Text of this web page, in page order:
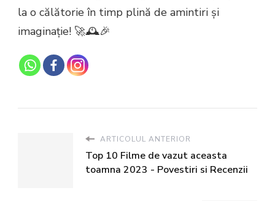
la o călătorie în timp plină de amintiri și
imaginație! 🚀🕰️🎉
ARTICOLUL ANTERIOR
Top 10 Filme de vazut aceasta
toamna 2023 - Povestiri si Recenzii